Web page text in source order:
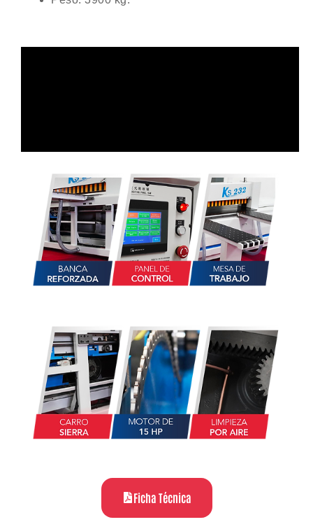
Ficha Técnica